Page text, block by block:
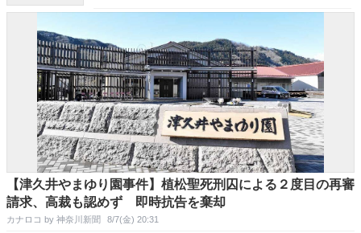
【津久井やまゆり園事件】植松聖死刑囚による２度目の再審
請求、高裁も認めず 即時抗告を棄却
カナロコ by 神奈川新聞 8/7(金) 20:31